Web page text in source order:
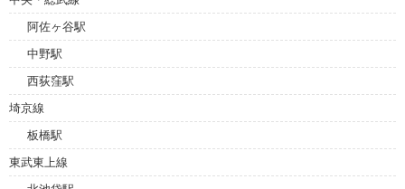
阿佐ヶ谷駅
中野駅
西荻窪駅
埼京線
板橋駅
東武東上線